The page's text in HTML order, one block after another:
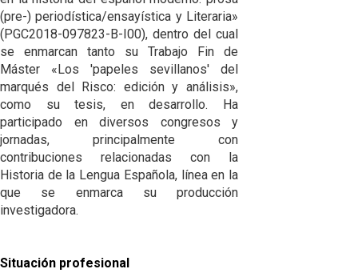
DESCRIPCIÓN
DEL ANDALUZ /
LÉXICO
(pre-) periodística/ensayística y Literaria»
(PGC2018-097823-B-I00), dentro del cual
se enmarcan tanto su Trabajo Fin de
Máster «Los 'papeles sevillanos' del
marqués del Risco: edición y análisis»,
como su tesis, en desarrollo. Ha
participado en diversos congresos y
jornadas, principalmente con
contribuciones relacionadas con la
Historia de la Lengua Española, línea en la
que se enmarca su producción
investigadora.
Situación profesional